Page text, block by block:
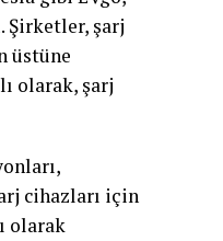
Şirketler, şarj
üstüne
olarak, şarj
cihazları için
olarak